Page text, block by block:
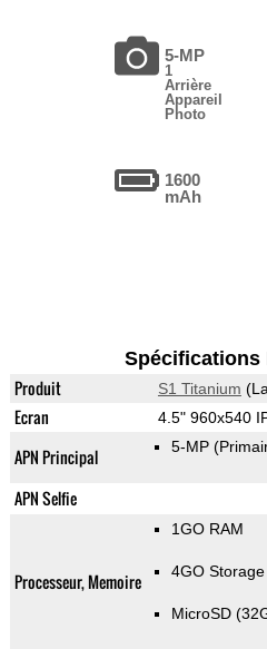
5-MP
1
Arrière
Appareil
Photo
1600
mAh
Spécifications
Produit S1 Titanium
Ecran 4.5" 960x540
APN Principal 5-MP
APN Selfie
Processeur, Memoire
1GO RAM
4GO Storage
MicroSD